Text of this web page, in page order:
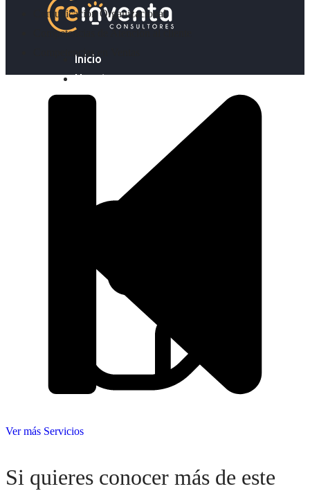
Inicio
Nosotras
Servicios
Ingresa tu Curriculum ->
Comunicación Organizacional
Competencias de Atención al cliente
Competencias en Ventas
Ver más Servicios
Si quieres conocer más de este